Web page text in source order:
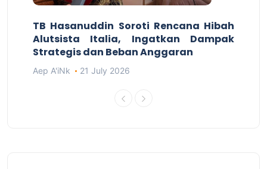
TB Hasanuddin Soroti Rencana Hibah
Alutsista Italia, Ingatkan Dampak
Strategis dan Beban Anggaran
Aep A'iNk 21 July 2026